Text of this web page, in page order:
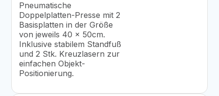
Pneumatische
Doppelplatten-Presse mit 2
Basisplatten in der Größe
von jeweils 40 x 50cm.
Inklusive stabilem Standfuß
und 2 Stk. Kreuzlasern zur
einfachen Objekt-
Positionierung.